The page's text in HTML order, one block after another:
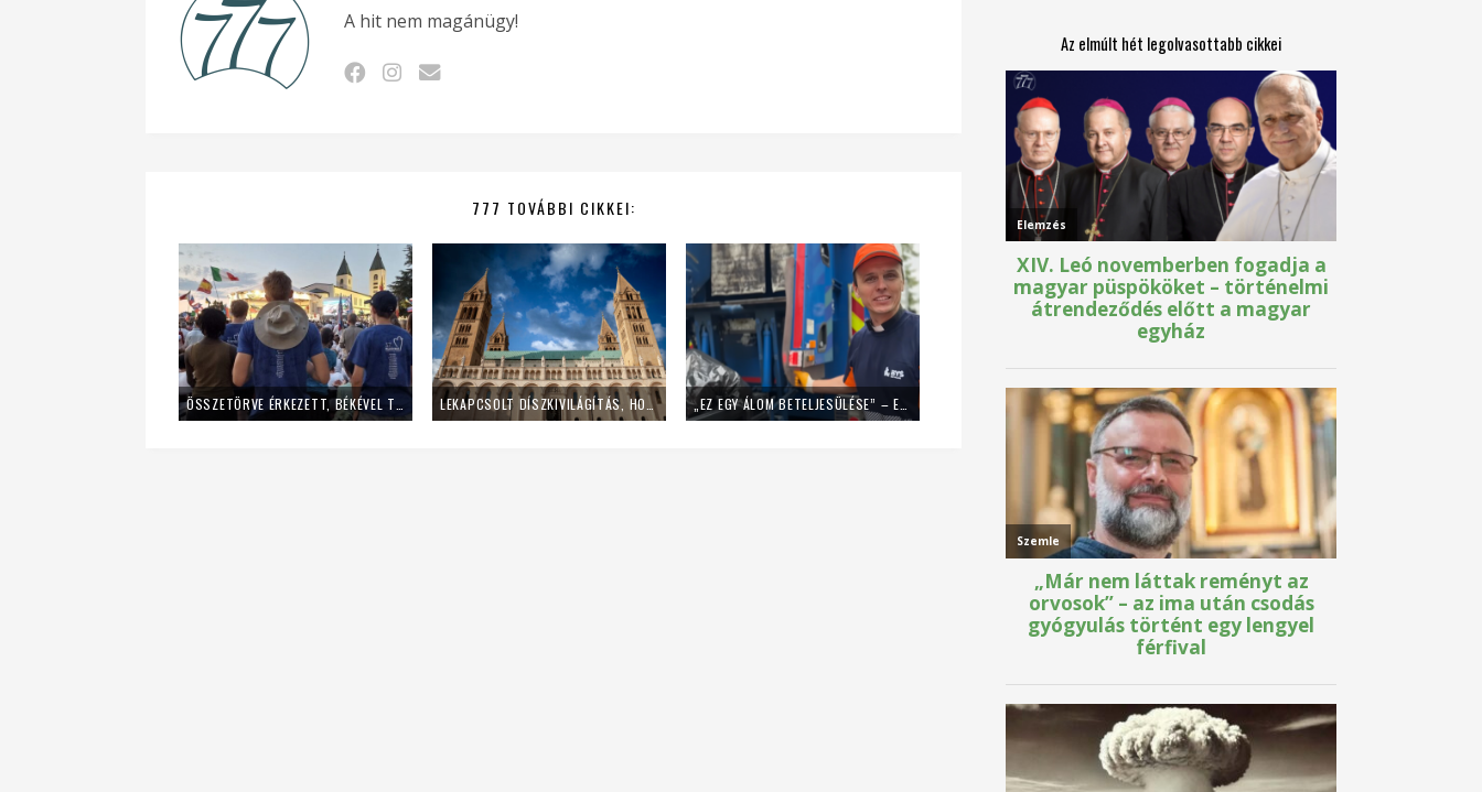
A hit nem magánügy!
777 TOVÁBBI CIKKEI:
ÖSSZETÖRVE ÉRKEZETT, BÉKÉVEL TÁVOZOTT A MLADIFESTRŐL – EGY FIATAL LÁNY TANÚSÁGTÉTELE LEKAPCSOLT DÍSZKIVILÁGÍTÁS, HOME OFFICE – ÍGY SPÓROL AZ ENERGIÁVAL A PÉCSI EGYHÁZMEGYE „EZ EGY ÁLOM BETELJESÜLÉSE” – EGY NAPIG KUKÁSNAK ÁLLT EGY LENGYEL PAP
Az elmúlt hét legolvasottabb cikkei